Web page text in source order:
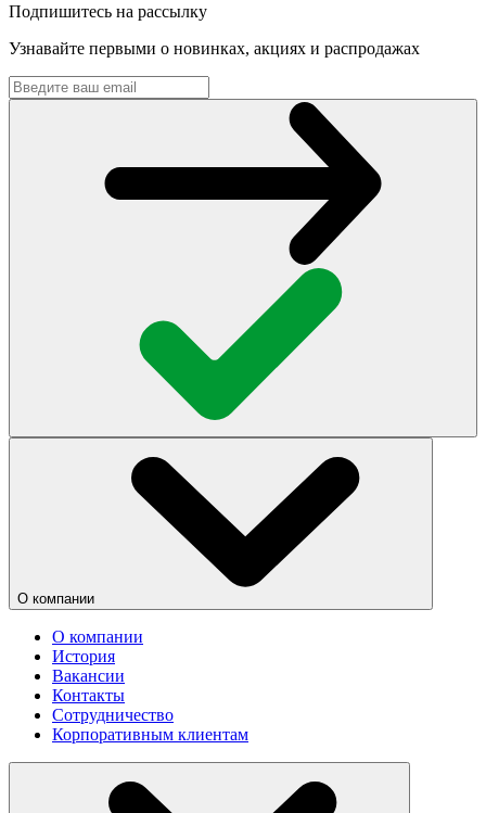
Подпишитесь на рассылку
Узнавайте первыми о новинках, акциях и распродажах
О компании
О компании
История
Вакансии
Контакты
Сотрудничество
Корпоративным клиентам